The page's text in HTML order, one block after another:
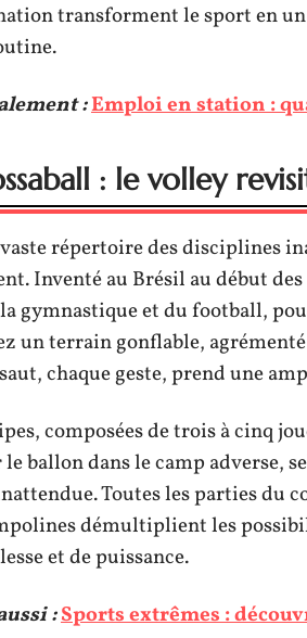
transforment le sport en
:Emploi en station :
: le volley
répertoire des disciplines
Inventé au Brésil au début
gymnastique et du football,
un terrain gonflable,
chaque geste, prend une
composées de trois à cinq
ballon dans le camp adverse,
Toutes les parties du
démultiplient les
et de puissance.
:Sports extrêmes :